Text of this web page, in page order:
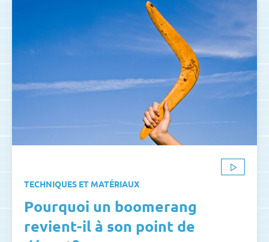
TECHNIQUES ET MATÉRIAUX
Pourquoi un boomerang
revient-il à son point de